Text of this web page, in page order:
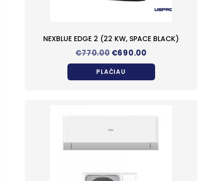
NEXBLUE EDGE 2 (22 KW, SPACE BLACK)
€770.00 Original
was:
€770.00.
€690.00Current
is:
PLAČIAU